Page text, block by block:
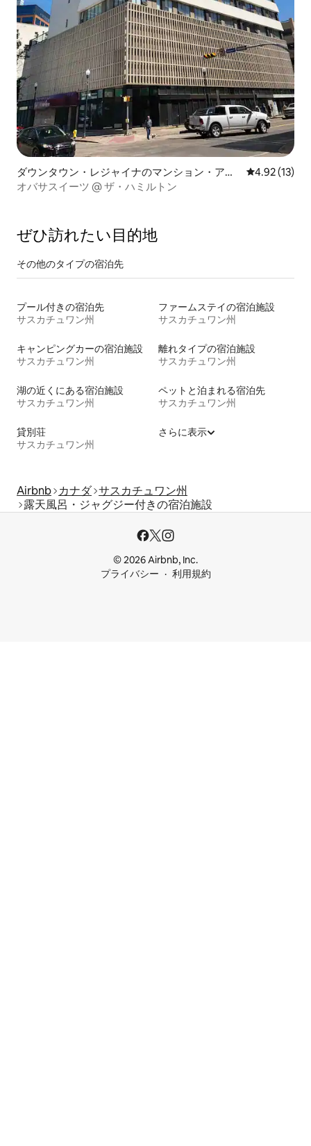
ダウンタウン・レジャイナのマンション・アパ
ート
レビュー13
4.92 (13)
オバサスイーツ @ ザ・ハミルトン
ぜひ訪⁠れ⁠た⁠い目⁠的⁠地
その他のタ⁠イ⁠プ⁠の宿⁠泊⁠先
プール付きの宿泊先
サスカチュワン州
ファームステイの宿泊施設
サスカチュワン州
キャンピングカーの宿泊施設
サスカチュワン州
離れタイプの宿泊施設
サスカチュワン州
湖の近くにある宿泊施設
サスカチュワン州
ペットと泊まれる宿泊先
サスカチュワン州
貸別荘
サスカチュワン州
さらに表示
Airbnb カナダ サスカチュワン州
露天風呂・ジャグジー付きの宿泊施設
© 2026 Airbnb, Inc.
プライバシー
利用規約